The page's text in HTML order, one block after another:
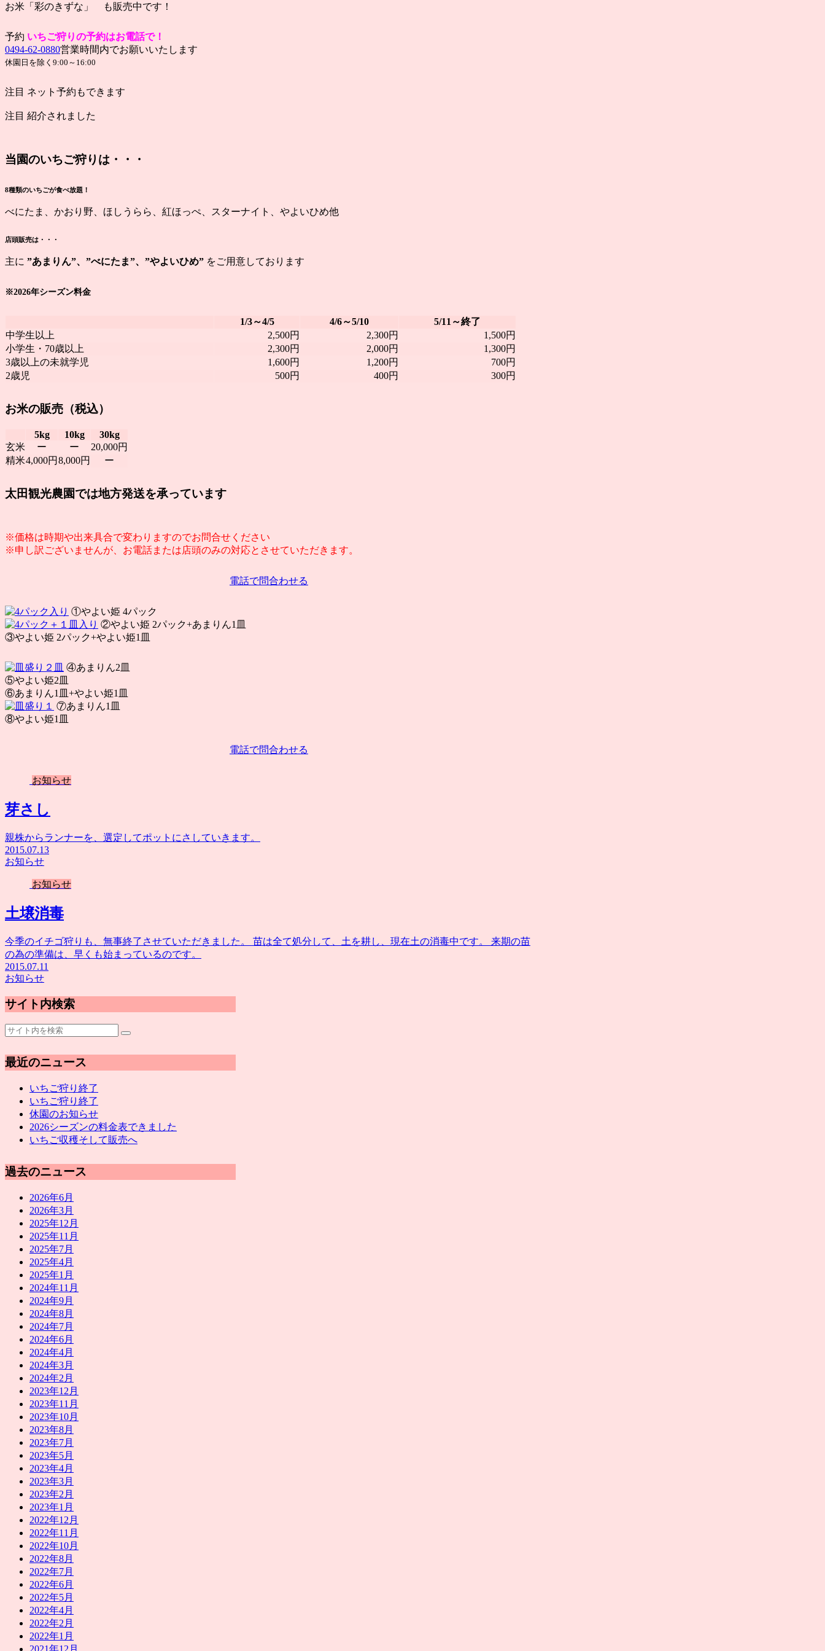
お米「彩のきずな」 も販売中です！
予約 いちご狩りの予約はお電話で！
0494-62-0880営業時間内でお願いいたします
休園日を除く9:00～16:00
注目 ネット予約もできます
注目 紹介されました
当園のいちご狩りは・・・
8種類のいちごが食べ放題！
べにたま、かおり野、ほしうらら、紅ほっぺ、スターナイト、やよいひめ他
店頭販売は・・・
主に ”あまりん”、”べにたま”、”やよいひめ” をご用意しております
※2026年シーズン料金
1/3～4/5 4/6～5/10
5/11～終了
中学生以上
2,500円 2,300円
1,500円
小学生・70歳以上
2,300円 2,000円
1,300円
3歳以上の未就学児
1,600円 1,200円
700円
2歳児
500円 400円 300円
お米の販売（税込）
5kg 10kg
30kg
玄米
ー ー
20,000円
精米4,000円 8,000円 ー
太田観光農園では地方発送を承っています
※価格は時期や出来具合で変わりますのでお問合せください
※申し訳ございませんが、お電話または店頭のみの対応とさせていただきます。
電話で問合わせる
①やよい姫 4パック
②やよい姫 2パック+あまりん1皿
③やよい姫 2パック+やよい姫1皿
④あまりん2皿
⑤やよい姫2皿
⑥あまりん1皿+やよい姫1皿
⑦あまりん1皿
⑧やよい姫1皿
電話で問合わせる
お知らせ
芽さし
親株からランナーを、選定してポットにさしていきます。
2015.07.13
お知らせ
お知らせ
土壌消毒
今季のイチゴ狩りも、無事終了させていただきました。 苗は全て処分して、土を耕し、現在土の消毒中です。 来期の苗
の為の準備は、早くも始まっているのです。
2015.07.11
お知らせ
サイト内検索
最近のニュース
いちご狩り終了
いちご狩り終了
休園のお知らせ
2026シーズンの料金表できました
いちご収穫そして販売へ
過去のニュース
2026年6月
2026年3月
2025年12月
2025年11月
2025年7月
2025年4月
2025年1月
2024年11月
2024年9月
2024年8月
2024年7月
2024年6月
2024年4月
2024年3月
2024年2月
2023年12月
2023年11月
2023年10月
2023年8月
2023年7月
2023年5月
2023年4月
2023年3月
2023年2月
2023年1月
2022年12月
2022年11月
2022年10月
2022年8月
2022年7月
2022年6月
2022年5月
2022年4月
2022年2月
2022年1月
2021年12月